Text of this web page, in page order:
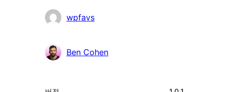
wpfavs
Ben Cohen
기